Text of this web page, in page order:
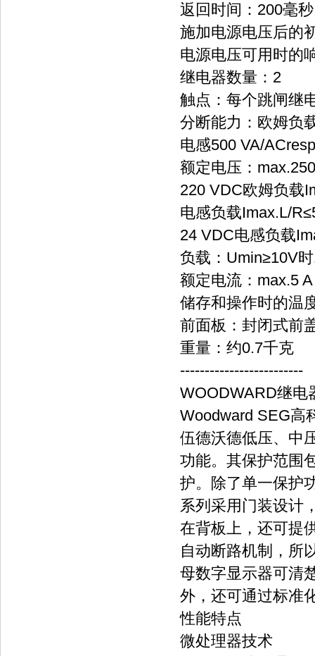
返回时间：200毫秒
施加电源电压后的
电源电压可用时的
继电器数量：2
触点：每个跳闸继
分断能力：欧姆负
电感500 VA/
额定电压：
220 VDC欧姆负载
电感负载Imax.L/
24 VDC电感负载
负载：Umin≥10V
额定电流：max.5 A
储存和操作时的温
前面板：封闭式前
重量：约0.7千克
-------------------------
WOODWARD继电
Woodward SEG高
伍德沃德低压、中
功能。其保护范围
护。除了单一保护
系列采用门装设计
在背板上，还可提
自动断路机制，所
母数字显示器可清
外，还可通过标准
性能特点
微处理器技术